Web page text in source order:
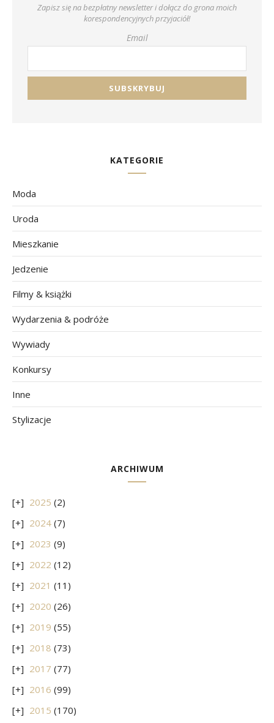
Zapisz się na bezpłatny newsletter i dołącz do grona moich
korespondencyjnych przyjaciół!
Email
KATEGORIE
Moda
Uroda
Mieszkanie
Jedzenie
Filmy & książki
Wydarzenia & podróże
Wywiady
Konkursy
Inne
Stylizacje
ARCHIWUM
2025 (2)
2024 (7)
2023 (9)
2022 (12)
2021 (11)
2020 (26)
2019 (55)
2018 (73)
2017 (77)
2016 (99)
2015 (170)